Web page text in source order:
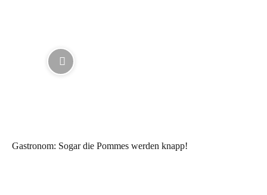
Gastronom: Sogar die Pommes werden knapp!